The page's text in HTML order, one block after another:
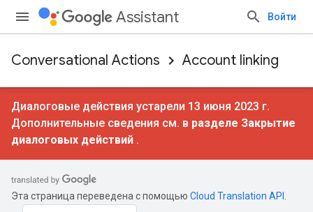
Assistant Войти
Conversational Actions Account linking
Диалоговые действия устарели 13 июня 2023 г.
Дополнительные сведения см. в разделе Закрытие
диалоговых действий .
Эта страница переведена с помощью Cloud Translation API